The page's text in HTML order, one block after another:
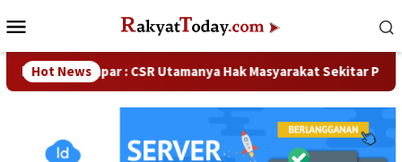
ke
Mobile
Hot News
Kampar : CSR Utamanya Hak Masyarakat Sekitar